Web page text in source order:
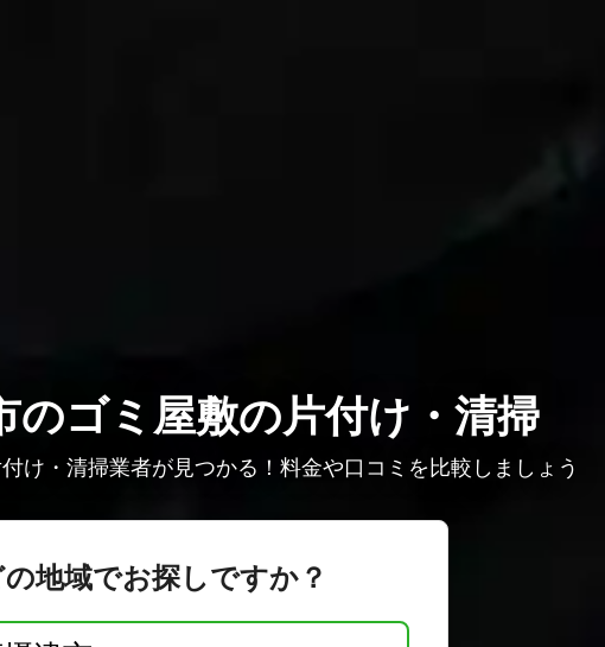
のゴミ屋敷の片付け・清掃
け・清掃業者が見つかる！料金や口コミを比較しましょう
の地域でお探しですか？